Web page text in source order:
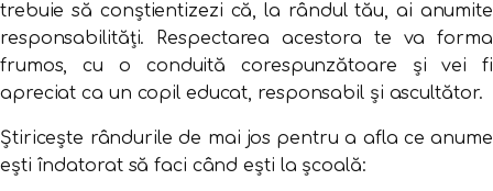
trebuie să conștientizezi că, la rândul tău, ai anumite
responsabilități. Respectarea acestora te va forma
frumos, cu o conduită corespunzătoare și vei fi
apreciat ca un copil educat, responsabil și ascultător.
Știricește rândurile de mai jos pentru a afla ce anume
ești îndatorat să faci când ești la școală: